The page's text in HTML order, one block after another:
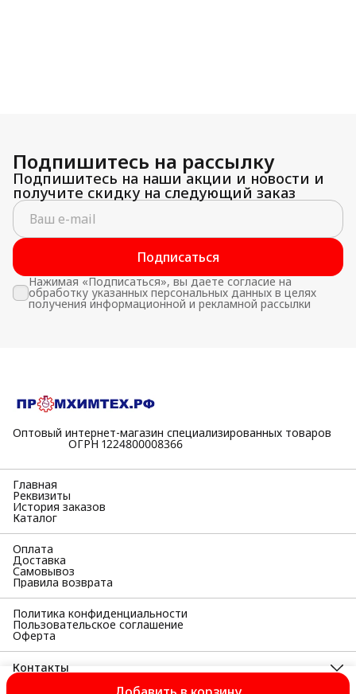
Подпишитесь на рассылку
Подпишитесь на наши акции и новости и
получите скидку на следующий заказ
Подписаться
Нажимая «Подписаться», вы даете согласие на
обработку указанных персональных данных в целях
получения информационной и рекламной рассылки
Оптовый интернет-магазин специализированных товаров
⠀⠀⠀⠀⠀⠀⠀ОГРН 1224800008366
Главная
Реквизиты
История заказов
Каталог
Оплата
Доставка
Самовывоз
Правила возврата
Политика конфиденциальности
Пользовательское соглашение
Оферта
Контакты